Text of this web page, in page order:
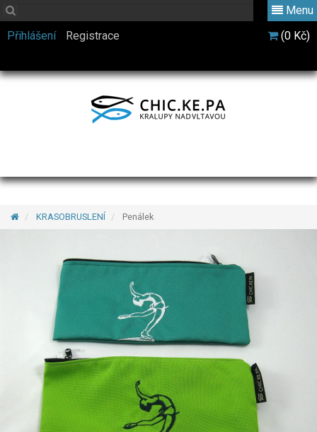
Menu
Přihlášení
Registrace (0 Kč)
KRASOBRUSLENÍ Penálek